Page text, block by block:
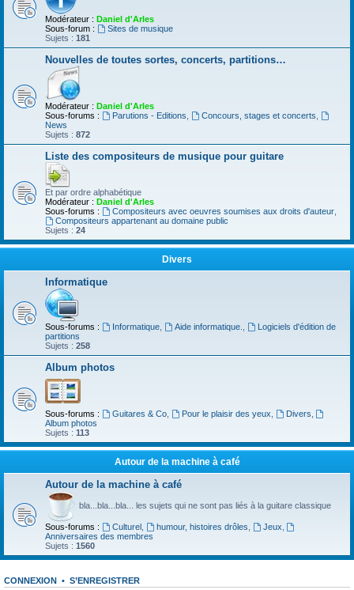
Modérateur : Daniel d'Arles
Sous-forum :
Sites de musique
Sujets : 181
Nouvelles de toutes sortes, concerts, partitions…
Modérateur : Daniel d'Arles
Sous-forums :
Parutions - Editions Concours, stages et concerts
News
Sujets : 872
Liste des compositeurs de musique pour guitare
Et par ordre alphabétique
Modérateur : Daniel d'Arles
Sous-forums :
Compositeurs avec oeuvres soumises aux droits d'auteur,
Compositeurs appartenant au domaine public
Sujets : 24
Divers
Informatique
Sous-forums : Informatique, Aide informatique.
Logiciels d'édition de
partitions
Sujets : 258
Album photos
Sous-forums : Guitares & Co, Pour le plaisir des yeux Divers
Album photos
Sujets : 113
Autour de la machine à café
Autour de la machine à café
bla...bla...bla... les sujets qui ne sont pas liés à la guitare classique
Sous-forums : Culturel, humour, histoires drôles Jeux
Anniversaires des membres
Sujets : 1560
CONNEXION • S’ENREGISTRER